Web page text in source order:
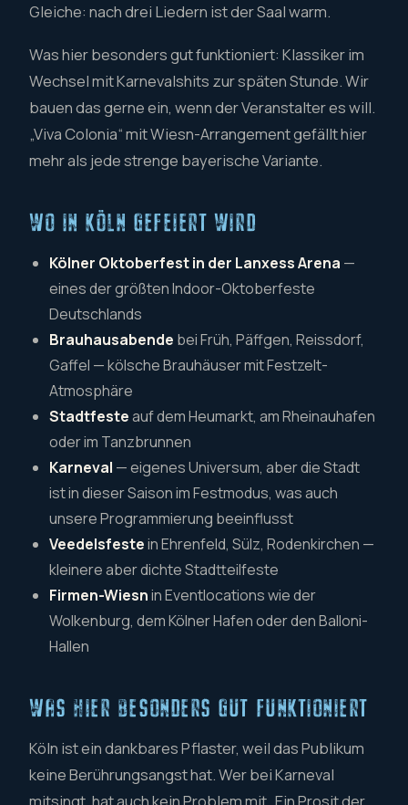
Gleiche: nach drei Liedern ist der Saal warm.
Was hier besonders gut funktioniert: Klassiker im
Wechsel mit Karnevalshits zur späten Stunde. Wir
bauen das gerne ein, wenn der Veranstalter es will.
„Viva Colonia“ mit Wiesn-Arrangement gefällt hier
mehr als jede strenge bayerische Variante.
WO IN KÖLN GEFEIERT WIRD
Kölner Oktoberfest in der Lanxess Arena —
eines der größten Indoor-Oktoberfeste
Deutschlands
Brauhausabende bei Früh, Päffgen, Reissdorf,
Gaffel — kölsche Brauhäuser mit Festzelt-
Atmosphäre
Stadtfesteauf dem Heumarkt, am Rheinauhafen
oder im Tanzbrunnen
Karneval — eigenes Universum, aber die Stadt
ist in dieser Saison im Festmodus, was auch
unsere Programmierung beeinflusst
Veedelsfestein Ehrenfeld, Sülz, Rodenkirchen —
kleinere aber dichte Stadtteilfeste
Firmen-Wiesnin Eventlocations wie der
Wolkenburg, dem Kölner Hafen oder den Balloni-
Hallen
WAS HIER BESONDERS GUT FUNKTIONIERT
Köln ist ein dankbares Pflaster, weil das Publikum
keine Berührungsangst hat. Wer bei Karneval